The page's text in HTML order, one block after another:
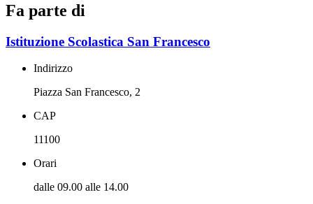
Fa parte di
Istituzione Scolastica San Francesco
Indirizzo
Piazza San Francesco, 2
CAP
11100
Orari
dalle 09.00 alle 14.00